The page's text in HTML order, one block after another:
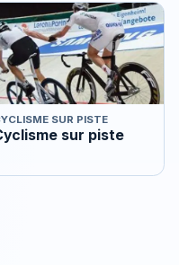
SUR PISTE
sur piste